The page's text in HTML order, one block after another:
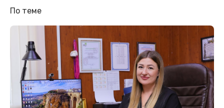
По теме